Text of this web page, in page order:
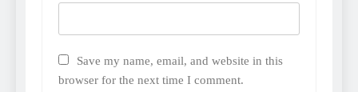
Save my name, email, and website in this
browser for the next time I comment.